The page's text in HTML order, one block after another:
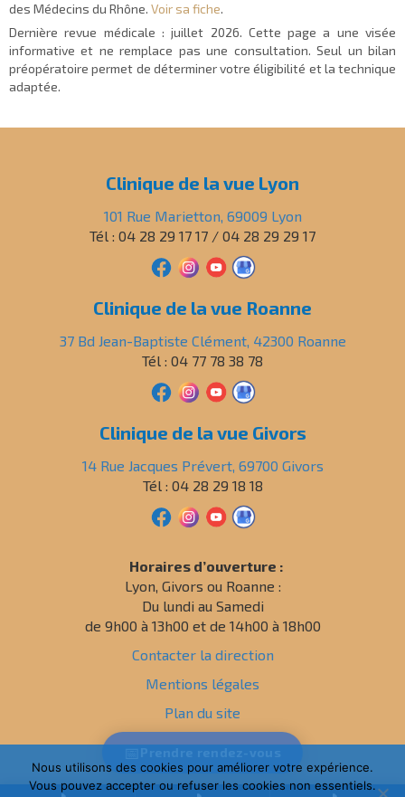
des Médecins du Rhône. Voir sa fiche.
Dernière revue médicale :juillet 2026. Cette page a une visée
informative et ne remplace pas une consultation. Seul un bilan
préopératoire permet de déterminer votre éligibilité et la technique
adaptée.
Clinique de la vue Lyon
101 Rue Marietton, 69009 Lyon
Tél : 04 28 29 17 17 / 04 28 29 29 17
Clinique de la vue Roanne
37 Bd Jean-Baptiste Clément, 42300 Roanne
Tél : 04 77 78 38 78
Clinique de la vue Givors
14 Rue Jacques Prévert, 69700 Givors
Tél : 04 28 29 18 18
Horaires d’ouverture :
Lyon, Givors ou Roanne :
Du lundi au Samedi
de 9h00 à 13h00 et de 14h00 à 18h00
Contacter la direction
Mentions légales
Plan du site
Politique de confidentialité
Nous utilisons des cookies pour améliorer votre expérience.
Vous pouvez accepter ou refuser les cookies non essentiels.